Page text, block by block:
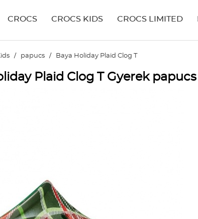
CROCS CROCS KIDS CROCS LIMITED
/ papucs / Baya Holiday Plaid Clog T
Plaid Clog T Gyerek papucs